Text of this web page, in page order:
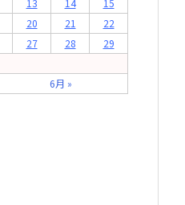
13 14
15
20 21
22
27 28
29
6月 »